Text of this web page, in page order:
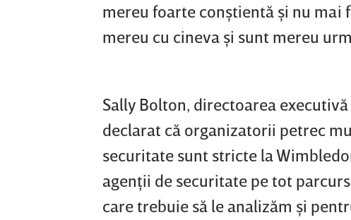
mereu foarte conştientă şi nu mai
mereu cu cineva şi sunt mereu
Sally Bolton, directoarea executivă
declarat că organizatorii petrec
securitate sunt stricte la
agenţii de securitate pe tot
care trebuie să le analizăm şi